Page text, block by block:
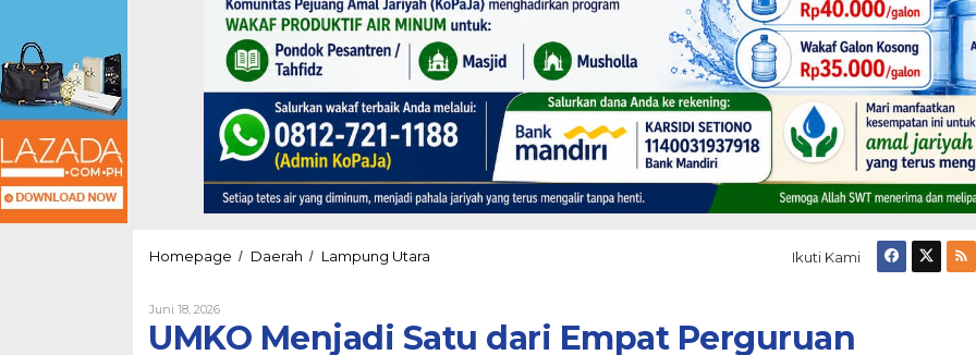
Homepage / Daerah / Lampung Utara
Empat
Ikuti Kami
Juni 18, 2026Oleh
Diqie
Shodiq
UMKO Menjadi Satu dari Empat Perguruan